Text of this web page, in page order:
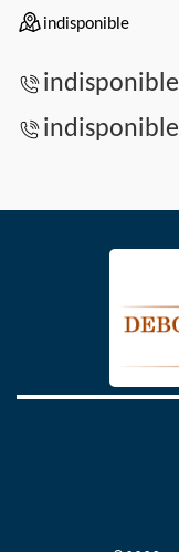
indisponible
indisponible
indisponible